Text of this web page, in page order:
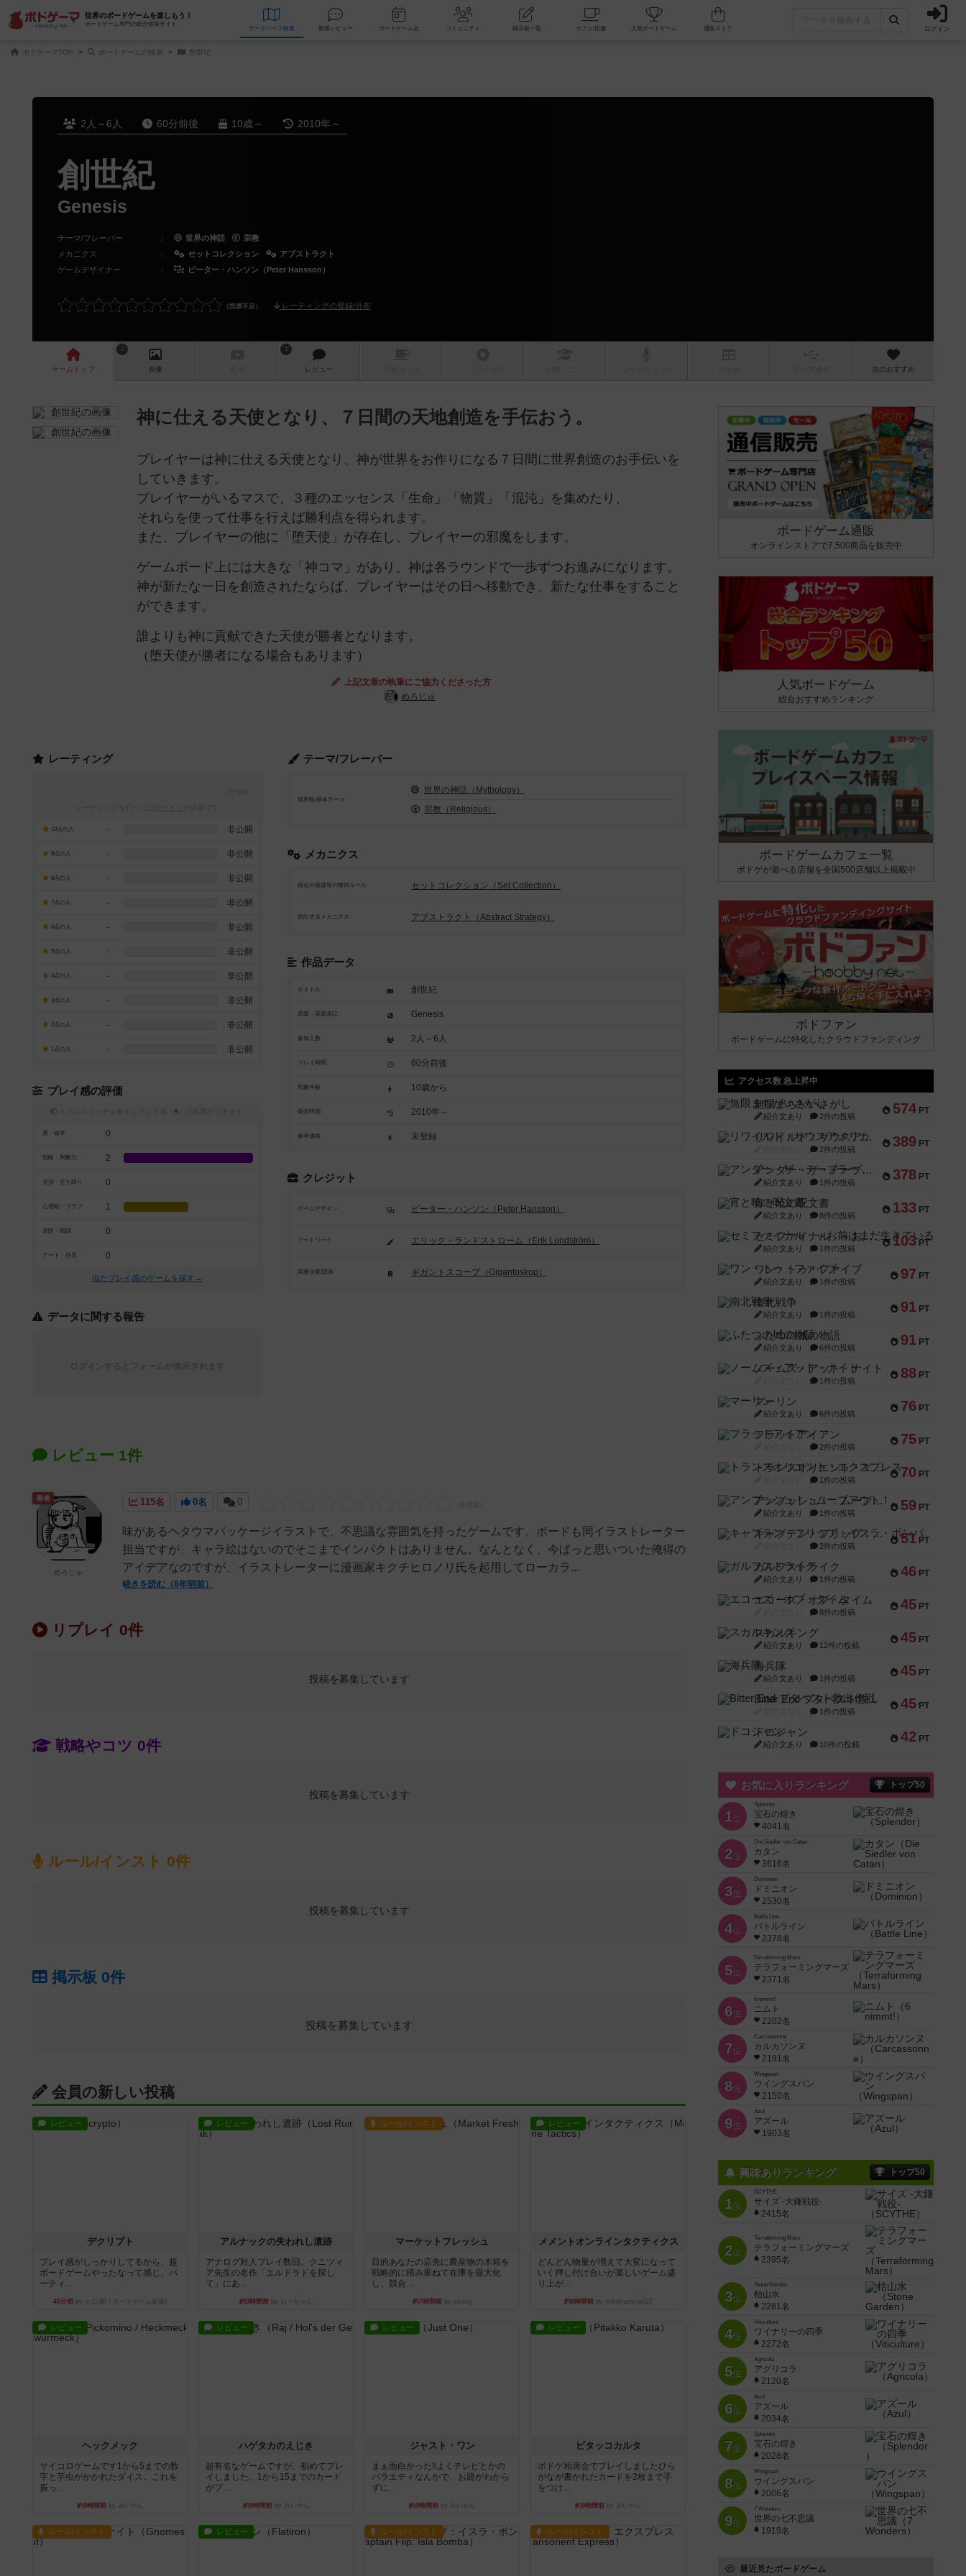
世界のボードゲームを楽しもう！
ボードゲーム専門の総合情報サイト
データベース 検索 新着レビュー ボードゲーム会 コミュニティ 掲示板一覧 カフェ/店舗 人気ボードゲーム ログイン
ボドゲーマTOP ボードゲームの検索 創世紀
2人～6人 60分前後 10歳～ 2010年～
創世紀
Genesis
テーマ/フレーバー ： 世界の神話
宗教
メカニクス
： セットコレクション
アブストラクト
ゲームデザイナー
： ピーター・ハンソン（Peter Hansson）
レーティングの登録/分布
ゲーム トップ
2
画像
1
レビュー 次のおすすめ
神に仕える天使となり、７日間の天地創造を手伝おう。
プレイヤーは神に仕える天使となり、神が世界をお作りになる７日間に世界創造のお手伝いを
していきます。
プレイヤーがいるマスで、３種のエッセンス「生命」「物質」「混沌」を集めたり、
それらを使って仕事を行えば勝利点を得られます。
また、プレイヤーの他に「堕天使」が存在し、プレイヤーの邪魔をします。
ゲームボード上には大きな「神コマ」があり、神は各ラウンドで一歩ずつお進みになります。
神が新たな一日を創造されたならば、プレイヤーはその日へ移動でき、新たな仕事をすること
ができます。
誰よりも神に貢献できた天使が勝者となります。
（堕天使が勝者になる場合もあります）
上記文章の執筆にご協力くださった方
めろじゅ
テーマ/フレーバー
世界観/基本テーマ
世界の神話（Mythology）
宗教（Religious）
メカニクス
得点や資源等の獲得ルール セットコレクション（Set Collection）
頻出するメカニクス アブストラクト（Abstract Strategy）
作品データ
タイトル 創世紀
原題・英題表記 Genesis
参加人数 2人～6人
プレイ時間 60分前後
対象年齢 10歳から
発売時期 2010年～
参考価格 未登録
クレジット
ゲームデザイン ピーター・ハンソン（Peter Hansson）
アートワーク エリック・ランドストローム（Erik Lundström）
関連企業/団体 ギガントスコープ（Gigantoskop）
レーティング
10点の人 - 非公開
9点の人 - 非公開
8点の人 - 非公開
7点の人 - 非公開
6点の人 - 非公開
5点の人 - 非公開
4点の人 - 非公開
3点の人 - 非公開
2点の人 - 非公開
1点の人 - 非公開
プレイ感の評価
※
運・確率 0
戦略・判断力 2
交渉・立ち回り 0
心理戦・ブラフ 1
攻防・戦闘 0
アート・外見 0
似たプレイ感のゲームを探す→
データに関する報告
レビュー 1件
115名 0名 0
味があるヘタウマパッケージイラストで、不思議な雰囲気を持ったゲームです。ボードも同イラストレーター
担当ですが、キャラ絵はないのでそこまでインパクトはありません。なんとなく、今ぱっと思いついた俺得の
アイデアなのですが、イラストレーターに漫画家キクチヒロノリ氏を起用してローカラ...
続きを読む（8年弱前）
勇者
めろじゅ
リプレイ 0件
投稿を募集しています
戦略やコツ 0件
投稿を募集しています
ルール/インスト 0件
投稿を募集しています
掲示板 0件
投稿を募集しています
会員の新しい投稿
レビュー
デクリプト
プレイ感がしっかりしてるから、超
ボードゲームやったなって感じ。パ
ーティ...
40分前 by ヒロ(新！ボードゲーム家族)
レビュー
アルナックの失われし遺跡
アナログ対人プレイ数回。クニツィ
ア先生の名作「エルドラドを探し
て」にあ...
約3時間前 by おーちゃん
ルール/インスト
マーケットフレッシュ
目的あなたの店先に農産物の木箱を
戦略的に積み重ねて在庫を最大化
し、競合...
約7時間前 by jurong
レビュー
メメントオンラインタクティクス
どんどん物量が増えて大変になって
いく押し付け合いが楽しいゲーム盛
り上が...
約8時間前by nekomanma222
レビュー
ヘックメック
サイコロゲームです1から5までの数
字と芋虫がかかれたダイス。これを
振っ...
約9時間前by みいやん
レビュー
ハゲタカのえじき
超有名なゲームですが、初めてプレ
イしました。1から15までのカード
がプ...
約9時間前by みいやん
レビュー
ジャスト・ワン
まぁ面白かった‼️よくテレビとかの
バラエティなんかで、お題がわから
ずに...
約9時間前by みいやん
レビュー
ピタッコカルタ
ボドゲ相席会でプレイしましたひら
がなが書かれたカードを2枚まで手
をつけ...
約9時間前by みいやん
ルール/インスト レビュー ルール/インスト ルール/インスト
ボードゲーム通販
オンラインストアで7,500商品を販売中
人気ボードゲーム
総合おすすめランキング
ボードゲームカフェ一覧
ボドゲが遊べる店舗を全国500店舗以上掲載中
ボドファン
ボードゲームに特化したクラウドファンディング
アクセス数 急上昇中
574 PT
無限まちがいさがし
紹介文あり 2件の投稿
389 PT
リワイルド：サウスアメリカ
2件の投稿
378 PT
アンダー・ザ・テーブラー
紹介文あり 1件の投稿
133 PT
宵と暁の呪文書
紹介文あり 8件の投稿
103 PT
セミファイナル ～お前はまだ生きている～
紹介文あり 1件の投稿
97 PT
ワン・トゥ・ファイブ
紹介文あり 1件の投稿
91 PT
南北戦争
紹介文あり 1件の投稿
91 PT
ふたつの城の物語
紹介文あり 6件の投稿
88 PT
ノームズ・アット・ナイト
1件の投稿
76 PT
マーリン
紹介文あり 6件の投稿
75 PT
フラットアイアン
2件の投稿
70 PT
トランスオリエント・エクスプレス
1件の投稿
59 PT
アンブッシュ！：ムーブアウト！
紹介文あり 1件の投稿
51 PT
キャプテン・フリップ：イスラ・ボンバ
2件の投稿
46 PT
ガルフストライク
紹介文あり 1件の投稿
45 PT
エコーズ・オブ・タイム
8件の投稿
45 PT
スカルキング
紹介文あり 12件の投稿
45 PT
海兵隊
紹介文あり 1件の投稿
45 PT
Bitter End ブタペスト救出作戦
1件の投稿
42 PT
ドコジャン
紹介文あり 10件の投稿
お気に入りランキング トップ50
1位
Splendor
宝石の煌き
4041名
2位
Die Siedler von Catan
カタン
3616名
3位
Dominion
ドミニオン
2530名
4位
Battle Line
バトルライン
2378名
5位
Terraforming Mars
テラフォーミングマーズ
2371名
6位
6 nimmt!
ニムト
2202名
7位
Carcassonne
カルカソンヌ
2191名
8位
Wingspan
ウイングスパン
2150名
9位
Azul
アズール
1903名
興味ありランキング トップ50
1位
SCYTHE
サイズ -大鎌戦役-
2415名
2位
Terraforming Mars
テラフォーミングマーズ
2395名
3位
Stone Garden
枯山水
2281名
4位
Viticulture
ワイナリーの四季
2272名
5位
Agricola
アグリコラ
2120名
6位
Azul
アズール
2034名
7位
Splendor
宝石の煌き
2028名
8位
Wingspan
ウイングスパン
2006名
9位
7 Wonders
世界の七不思議
1919名
最近見たボードゲーム